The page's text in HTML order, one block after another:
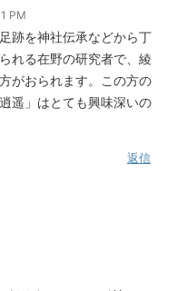
PM
跡を神社伝承などから丁
れる在野の研究者で、綾
がおられます。この方の
遥」はとても興味深いの
返信